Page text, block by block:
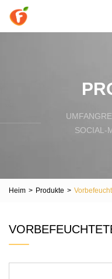
SOCIAL-
Heim > Produkte >